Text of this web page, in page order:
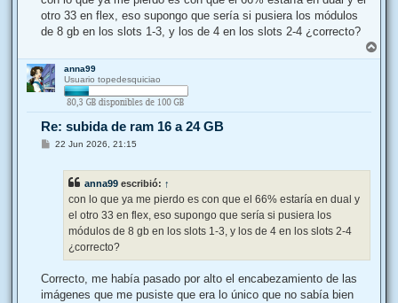
otro 33 en flex, eso supongo que sería si pusiera los módulos
de 8 gb en los slots 1-3, y los de 4 en los slots 2-4 ¿correcto?
r
anna99
Usuario topedesquiciao
Re: subida de ram 16 a 24 GB
M22 Jun 2026, 21:15
anna99 escribió: ↑
con lo que ya me pierdo es con que el 66% estaría en dual y
el otro 33 en flex, eso supongo que sería si pusiera los
módulos de 8 gb en los slots 1-3, y los de 4 en los slots 2-4
¿correcto?
Correcto, me había pasado por alto el encabezamiento de las
imágenes que me pusiste que era lo único que no sabía bien